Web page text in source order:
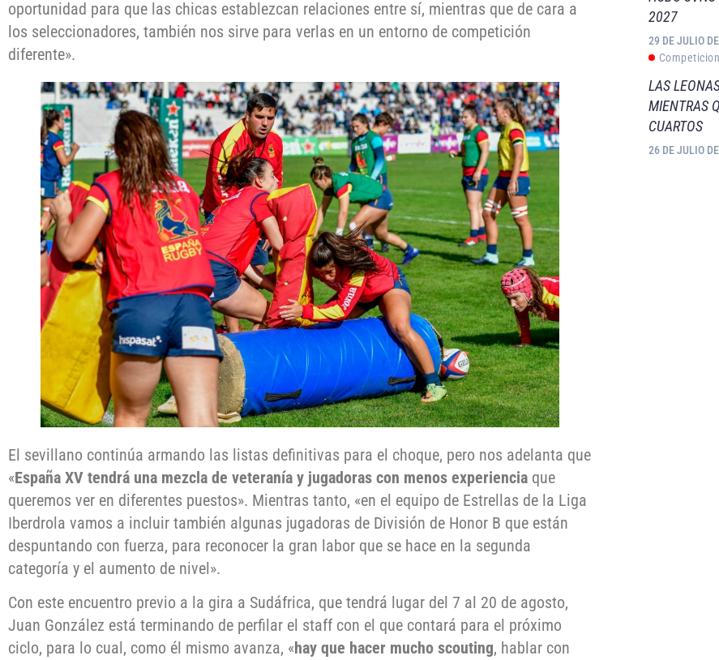
oportunidad para que las chicas establezcan relaciones entre sí, mientras que de cara a
los seleccionadores, también nos sirve para verlas en un entorno de competición
diferente».
El sevillano continúa armando las listas definitivas para el choque, pero nos adelanta que
«España XV tendrá una mezcla de veteranía y jugadoras con menos experiencia que
queremos ver en diferentes puestos». Mientras tanto, «en el equipo de Estrellas de la Liga
Iberdrola vamos a incluir también algunas jugadoras de División de Honor B que están
despuntando con fuerza, para reconocer la gran labor que se hace en la segunda
categoría y el aumento de nivel».
Con este encuentro previo a la gira a Sudáfrica, que tendrá lugar del 7 al 20 de agosto,
Juan González está terminando de perfilar el staff con el que contará para el próximo
ciclo, para lo cual, como él mismo avanza, «hay que hacer mucho scouting, hablar con
2027
29 DE JULIO
LAS
MIENTRAS
CUARTOS
26 DE JULIO